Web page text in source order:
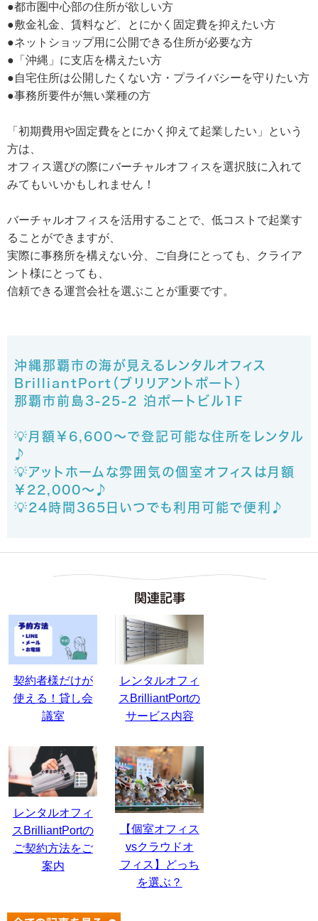
●都市圏中心部の住所が欲しい方
●敷金礼金、賃料など、とにかく固定費を抑えたい方
●ネットショップ用に公開できる住所が必要な方
●「沖縄」に支店を構えたい方
●自宅住所は公開したくない方・プライバシーを守りたい方
●事務所要件が無い業種の方
「初期費用や固定費をとにかく抑えて起業したい」という
方は、
オフィス選びの際にバーチャルオフィスを選択肢に入れて
みてもいいかもしれません！
バーチャルオフィスを活用することで、低コストで起業す
ることができますが、
実際に事務所を構えない分、ご自身にとっても、クライア
ント様にとっても、
信頼できる運営会社を選ぶことが重要です。
沖縄那覇市の海が見えるレンタルオフィス
BrilliantPort（ブリリアントポート）
那覇市前島3-25-2 泊ポートビル1F
💡月額￥6,600～で登記可能な住所をレンタル
♪
💡アットホームな雰囲気の個室オフィスは月額
￥22,000～♪
💡24時間365日いつでも利用可能で便利♪
関連記事
契約者様だけが
使える！貸し会
議室
レンタルオフィ
スBrilliantPortの
サービス内容
レンタルオフィ
スBrilliantPortの
ご契約方法をご
案内
【個室オフィス
vsクラウドオ
フィス】どっち
を選ぶ？